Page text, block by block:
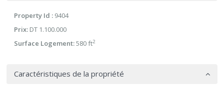
Property Id : 9404
Prix: DT 1.100.000
Surface Logement:580 ft2
Caractéristiques de la propriété